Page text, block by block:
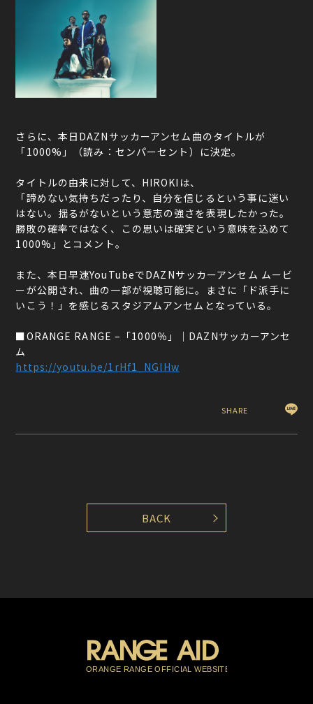
さらに、本日DAZNサッカーアンセム曲のタイトルが
「1000%」（読み：センパーセント）に決定。
タイトルの由来に対して、HIROKIは、
「諦めない気持ちだったり、自分を信じるという事に迷い
はない。揺るがないという意志の強さを表現したかった。
勝敗の確率ではなく、この思いは確実という意味を込めて
1000%」とコメント。
また、本日早速YouTubeでDAZNサッカーアンセム ムービ
ーが公開され、曲の一部が視聴可能に。まさに「ド派手に
いこう！」を感じるスタジアムアンセムとなっている。
■ORANGE RANGE –「1000％」｜DAZNサッカーアンセ
ム
https://youtu.be/1rHf1_NGlHw
SHARE
BACK